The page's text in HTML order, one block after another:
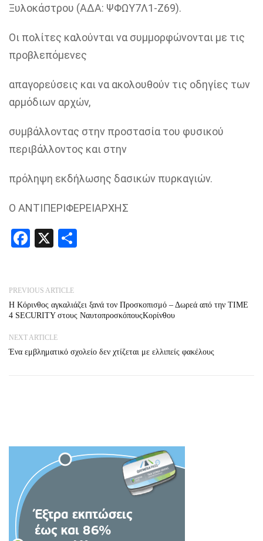
Ξυλοκάστρου (ΑΔΑ: ΨΦΩΥ7Λ1-Ζ69).
Οι πολίτες καλούνται να συμμορφώνονται με τις
προβλεπόμενες
απαγορεύσεις και να ακολουθούν τις οδηγίες των
αρμόδιων αρχών,
συμβάλλοντας στην προστασία του φυσικού
περιβάλλοντος και στην
πρόληψη εκδήλωσης δασικών πυρκαγιών.
Ο ΑΝΤΙΠΕΡΙΦΕΡΕΙΑΡΧΗΣ
Facebook
X
PREVIOUS ARTICLE
Η Κόρινθος αγκαλιάζει ξανά τον Προσκοπισμό – Δωρεά από την TIME
4 SECURITY στους ΝαυτοπροσκόπουςΚορίνθου
NEXT ARTICLE
Ένα εμβληματικό σχολείο δεν χτίζεται με ελλιπείς φακέλους